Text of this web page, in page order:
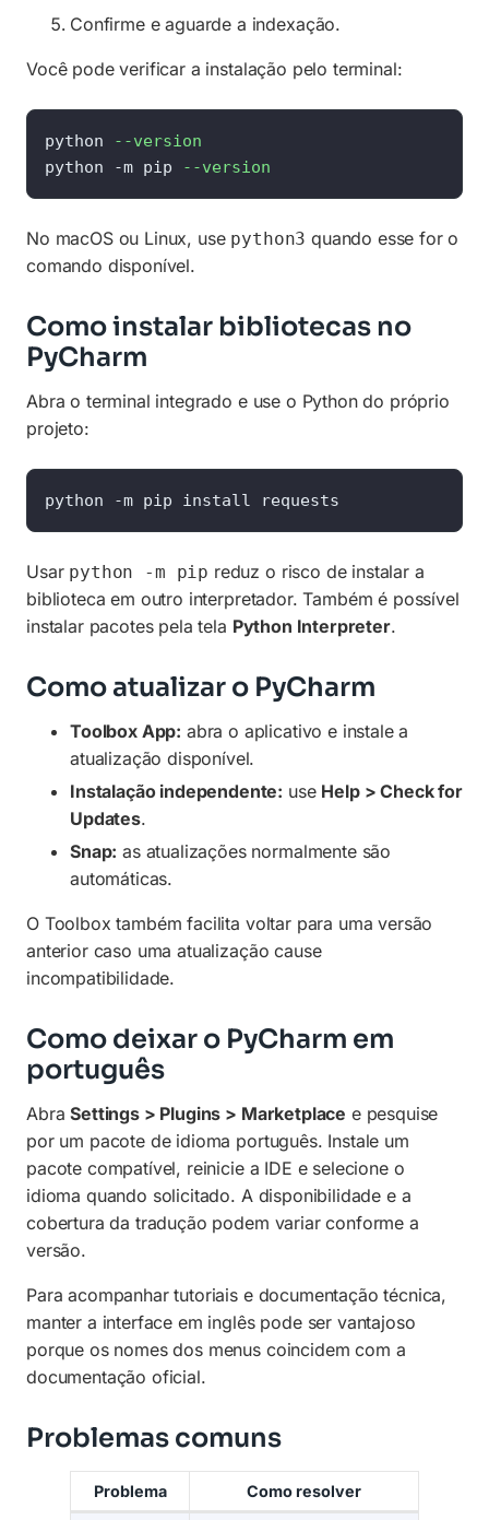
Confirme e aguarde a indexação.
Você pode verificar a instalação pelo terminal:
python
--version
python -m pip
--version
No macOS ou Linux, use python3 quando esse for o
comando disponível.
Como instalar bibliotecas no
PyCharm
Abra o terminal integrado e use o Python do próprio
projeto:
python -m pip install requests
Usar python -m pip reduz o risco de instalar a
biblioteca em outro interpretador. Também é possível
instalar pacotes pela tela Python Interpreter.
Como atualizar o PyCharm
Toolbox App: abra o aplicativo e instale a
atualização disponível.
Instalação independente: use Help > Check for
Updates.
Snap: as atualizações normalmente são
automáticas.
O Toolbox também facilita voltar para uma versão
anterior caso uma atualização cause
incompatibilidade.
Como deixar o PyCharm em
português
AbraSettings > Plugins > Marketplace e pesquise
por um pacote de idioma português. Instale um
pacote compatível, reinicie a IDE e selecione o
idioma quando solicitado. A disponibilidade e a
cobertura da tradução podem variar conforme a
versão.
Para acompanhar tutoriais e documentação técnica,
manter a interface em inglês pode ser vantajoso
porque os nomes dos menus coincidem com a
documentação oficial.
Problemas comuns
Problema Como resolver